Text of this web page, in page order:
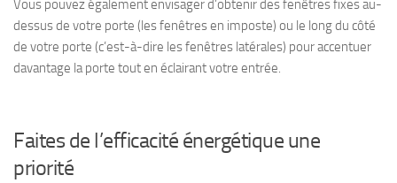
Vous pouvez également envisager d’obtenir des fenêtres fixes au-
dessus de votre porte (les fenêtres en imposte) ou le long du côté
de votre porte (c’est-à-dire les fenêtres latérales) pour accentuer
davantage la porte tout en éclairant votre entrée.
Faites de l’efficacité énergétique une
priorité